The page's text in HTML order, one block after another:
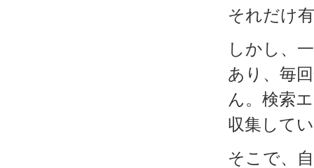
それだけ
しかし、
あり、毎
ん。検索
収集して
そこで、